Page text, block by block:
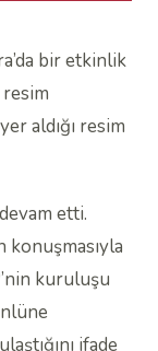
bir etkinlik
aldığı resim
etti.
konuşmasıyla
kuruluşu
ifade